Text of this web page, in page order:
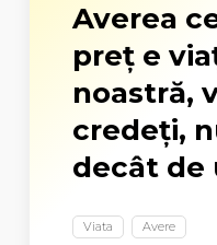
Averea
preţ e
noastră,
credeţi,
decât de
Viata Avere